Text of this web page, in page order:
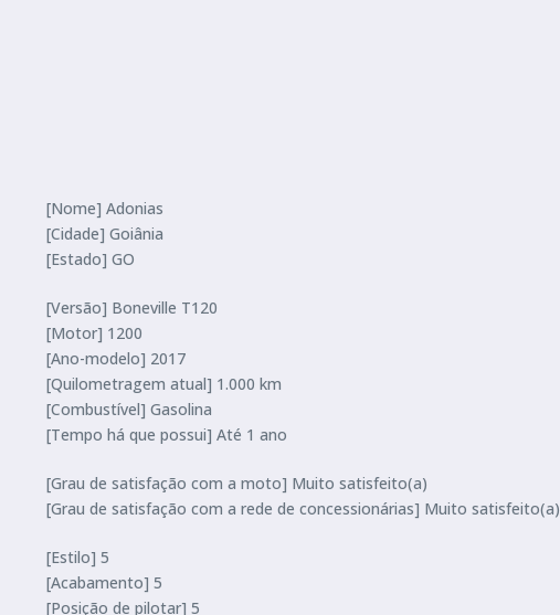
[Nome] Adonias
[Cidade] Goiânia
[Estado] GO
[Versão] Boneville T120
[Motor] 1200
[Ano-modelo] 2017
[Quilometragem atual] 1.000 km
[Combustível] Gasolina
[Tempo há que possui] Até 1 ano
[Grau de satisfação com a moto] Muito satisfeito(a)
[Grau de satisfação com a rede de concessionárias] Muito satisfeito(a)
[Estilo] 5
[Acabamento] 5
[Posição de pilotar] 5